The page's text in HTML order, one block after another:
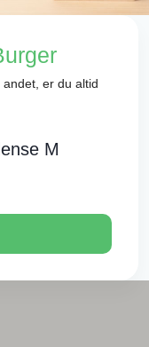
er du altid
M